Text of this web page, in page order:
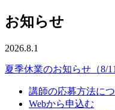
お知らせ
2026.8.1
夏季休業のお知らせ（8/
講師の応募方法に
Webから申込む